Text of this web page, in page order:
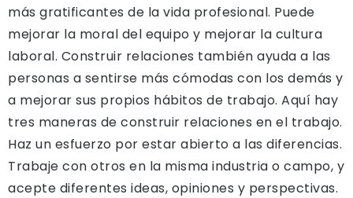
más gratificantes de la vida profesional. Puede
mejorar la moral del equipo y mejorar la cultura
laboral. Construir relaciones también ayuda a las
personas a sentirse más cómodas con los demás y
a mejorar sus propios hábitos de trabajo. Aquí hay
tres maneras de construir relaciones en el trabajo.
Haz un esfuerzo por estar abierto a las diferencias.
Trabaje con otros en la misma industria o campo, y
acepte diferentes ideas, opiniones y perspectivas.